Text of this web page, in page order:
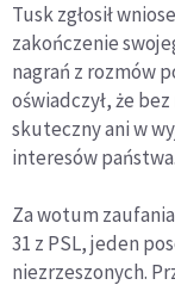
Tusk zgłosił
zakończenie
nagrań z rozmów
oświadczył, że
skuteczny ani w
interesów państwa.
Za wotum zaufania
31 z PSL, jeden
niezrzeszonych.